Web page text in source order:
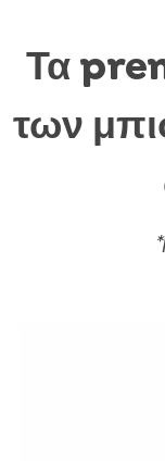
Τα
των